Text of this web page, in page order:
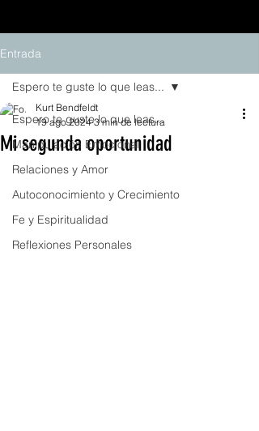
Entrada
Espero te guste lo que leas...
Manipulación Emocional
Relaciones y Amor
Autoconocimiento y Crecimiento
Fe y Espiritualidad
Reflexiones Personales
Espero te guste lo que leas...
Mi segunda oportunidad
Kurt Bendfeldt
19 ago 2024 3 min de lectura